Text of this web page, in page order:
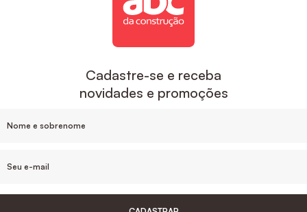
Cadastre-se e receba
novidades e promoções